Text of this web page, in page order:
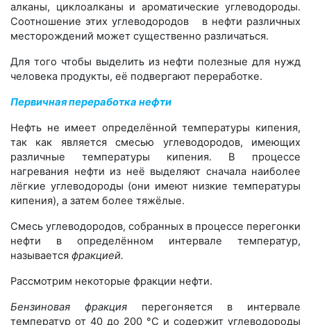
алканы, циклоалканы и ароматические углеводороды.
Соотношение этих углеводородов в нефти различных
месторождений может существенно различаться.
Для того чтобы выделить из нефти полезные для нужд
человека продукты, её подвергают переработке.
Первичная переработка нефти
Нефть не имеет определённой температуры кипения,
так как является смесью углеводородов, имеющих
различные температуры кипения. В процессе
нагревания нефти из неё выделяют сначала наиболее
лёгкие углеводороды (они имеют низкие температуры
кипения), а затем более тяжёлые.
Смесь углеводородов, собранных в процессе перегонки
нефти в определённом интервале температур,
называется фракцией.
Рассмотрим некоторые фракции нефти.
Бензиновая фракция перегоняется в интервале
температур от 40 до 200 °С и содержит углеводороды